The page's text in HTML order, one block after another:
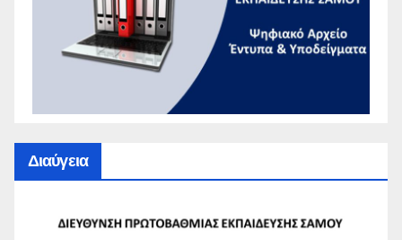
Διαύγεια